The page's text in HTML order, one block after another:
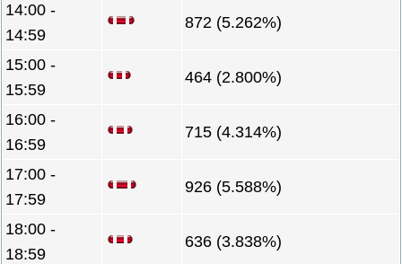
14:00 -
14:59
872 (5.262%)
15:00 -
15:59
464 (2.800%)
16:00 -
16:59
715 (4.314%)
17:00 -
17:59
926 (5.588%)
18:00 -
18:59
636 (3.838%)